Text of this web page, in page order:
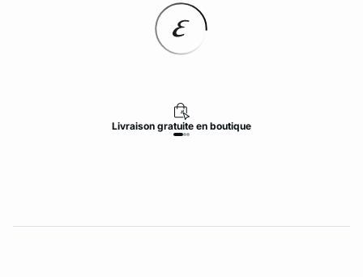
Livraison gratuite en boutique